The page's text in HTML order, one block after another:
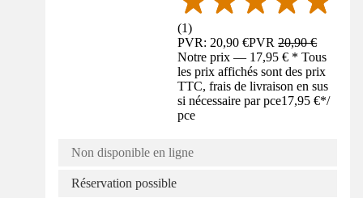
(1)
PVR: 20,90 €PVR20,90 €
Notre prix — 17,95 € * Tous
les prix affichés sont des prix
TTC, frais de livraison en sus
si nécessaire par pce17,95 €*/
pce
Non disponible en ligne
Réservation possible